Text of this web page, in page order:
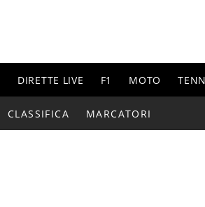
DIRETTE LIVE F1 MOTO
CLASSIFICA MARCATORI